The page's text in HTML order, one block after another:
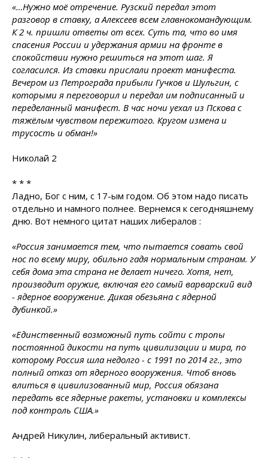
«…Нужно моё отречение. Рузский передал этот
разговор в ставку, а Алексеев всем главнокомандующим.
К 2 ч. пришли ответы от всех. Суть та, что во имя
спасения России и удержания армии на фронте в
спокойствии нужно решиться на этот шаг. Я
согласился. Из ставки прислали проект манифеста.
Вечером из Петрограда прибыли Гучков и Шульгин, с
которыми я переговорил и передал им подписанный и
переделанный манифест. В час ночи уехал из Пскова с
тяжёлым чувством пережитого. Кругом измена и
трусость и обман!»
Николай 2
* * *
Ладно, Бог с ним, с 17-ым годом. Об этом надо писать
отдельно и намного полнее. Вернемся к сегодняшнему
дню. Вот немного цитат наших либералов :
«Россия занимается тем, что пытается совать свой
нос по всему миру, обильно гадя нормальным странам. У
себя дома эта страна не делает ничего. Хотя, нет,
производит оружие, включая его самый варварский вид
- ядерное вооружение. Дикая обезьяна с ядерной
дубинкой.»
«Единственный возможный путь сойти с тропы
постоянной дикости на путь цивилизации и мира, по
которому Россия шла недолго - с 1991 по 2014 гг., это
полный отказ от ядерного вооружения. Чтоб вновь
влиться в цивилизованный мир, Россия обязана
передать все ядерные ракеты, установки и комплексы
под контроль США.»
Андрей Никулин, либеральный активист.